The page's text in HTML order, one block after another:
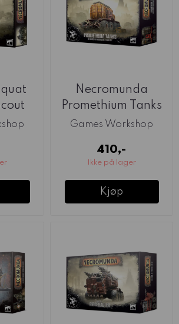
Necromunda
Promethium Tanks
on Cargo-8 Trailer
Games Workshop
410,-
Ikke på lager
Kjøp